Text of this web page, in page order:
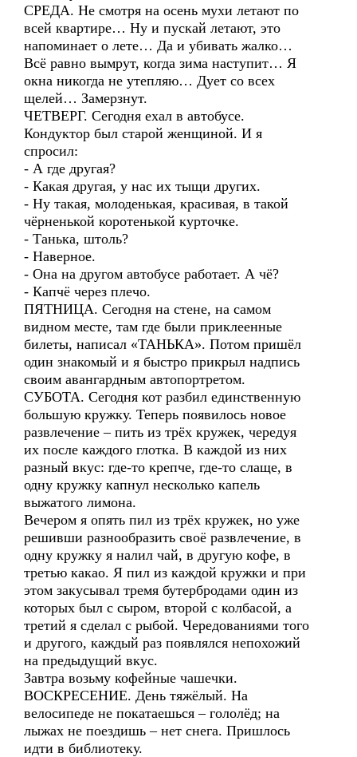
СРЕДА. Не смотря на осень мухи летают по
всей квартире… Ну и пускай летают, это
напоминает о лете… Да и убивать жалко…
Всё равно вымрут, когда зима наступит… Я
окна никогда не утепляю… Дует со всех
щелей… Замерзнут.
ЧЕТВЕРГ. Сегодня ехал в автобусе.
Кондуктор был старой женщиной. И я
спросил:
- А где другая?
- Какая другая, у нас их тыщи других.
- Ну такая, молоденькая, красивая, в такой
чёрненькой коротенькой курточке.
- Танька, штоль?
- Наверное.
- Она на другом автобусе работает. А чё?
- Капчё через плечо.
ПЯТНИЦА. Сегодня на стене, на самом
видном месте, там где были приклеенные
билеты, написал «ТАНЬКА». Потом пришёл
один знакомый и я быстро прикрыл надпись
своим авангардным автопортретом.
СУБОТА. Сегодня кот разбил единственную
большую кружку. Теперь появилось новое
развлечение – пить из трёх кружек, чередуя
их после каждого глотка. В каждой из них
разный вкус: где-то крепче, где-то слаще, в
одну кружку капнул несколько капель
выжатого лимона.
Вечером я опять пил из трёх кружек, но уже
решивши разнообразить своё развлечение, в
одну кружку я налил чай, в другую кофе, в
третью какао. Я пил из каждой кружки и при
этом закусывал тремя бутербродами один из
которых был с сыром, второй с колбасой, а
третий я сделал с рыбой. Чередованиями того
и другого, каждый раз появлялся непохожий
на предыдущий вкус.
Завтра возьму кофейные чашечки.
ВОСКРЕСЕНИЕ. День тяжёлый. На
велосипеде не покатаешься – гололёд; на
лыжах не поездишь – нет снега. Пришлось
идти в библиотеку.